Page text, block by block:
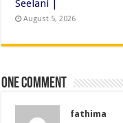
Seelani |
August 5, 2026
One comment
fathima